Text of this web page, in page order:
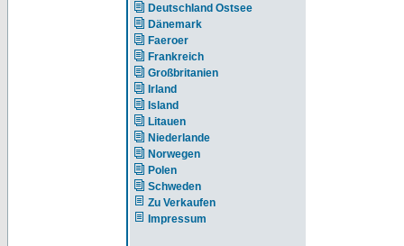
Deutschland Ostsee
Dänemark
Faeroer
Frankreich
Großbritanien
Irland
Island
Litauen
Niederlande
Norwegen
Polen
Schweden
Zu Verkaufen
Impressum